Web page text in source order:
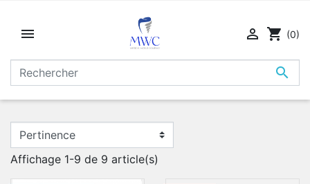


 shopping_cart (0)
Affichage 1-9 de 9 article(s)